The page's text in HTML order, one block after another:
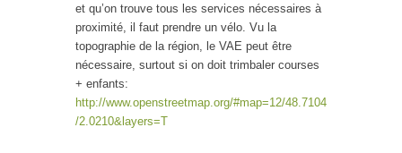
et qu’on trouve tous les services nécessaires à
proximité, il faut prendre un vélo. Vu la
topographie de la région, le VAE peut être
nécessaire, surtout si on doit trimbaler courses
+ enfants:
http://www.openstreetmap.org/#map=12/48.7104
/2.0210&layers=T